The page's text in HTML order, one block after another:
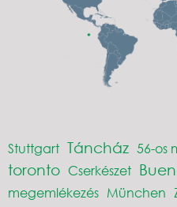
Stuttgart Táncház 56-os
toronto Cserkészet
megemlékezés München